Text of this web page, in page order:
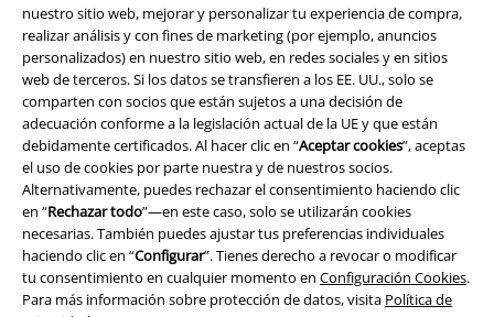
nuestro sitio web, mejorar y personalizar tu experiencia de compra,
realizar análisis y con fines de marketing (por ejemplo, anuncios
personalizados) en nuestro sitio web, en redes sociales y en sitios
web de terceros. Si los datos se transfieren a los EE. UU., solo se
comparten con socios que están sujetos a una decisión de
adecuación conforme a la legislación actual de la UE y que están
debidamente certificados. Al hacer clic en “Aceptar cookies”, aceptas
el uso de cookies por parte nuestra y de nuestros socios.
Alternativamente, puedes rechazar el consentimiento haciendo clic
en “Rechazar todo”—en este caso, solo se utilizarán cookies
necesarias. También puedes ajustar tus preferencias individuales
haciendo clic en “Configurar”. Tienes derecho a revocar o modificar
tu consentimiento en cualquier momento en Configuración Cookies.
Para más información sobre protección de datos, visita Política de
Legal
Términos y Condiciones
Aviso Legal
Ley protección de datos